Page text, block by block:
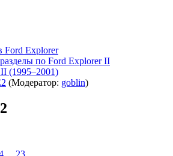
Ford Explorer
по Ford Explorer II
(1995–2001)
(Модератор: goblin)
... 23